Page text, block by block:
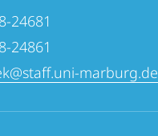
24681
24861
marburg.de